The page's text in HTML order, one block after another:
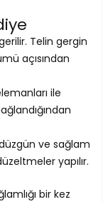
Telin gergin
açısından
ile
ve sağlam
yapılır.
bir kez